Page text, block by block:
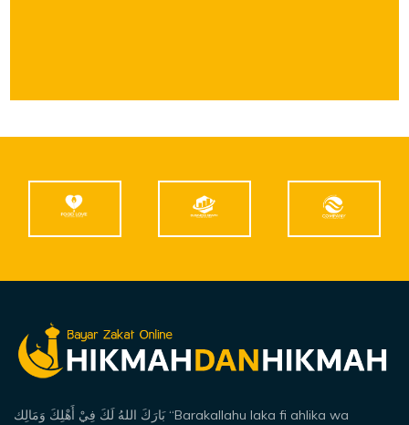
بَارَكَ اللهُ لَكَ فِيْ أَهْلِكَ وَمَالِك “Barakallahu laka fi ahlika wa